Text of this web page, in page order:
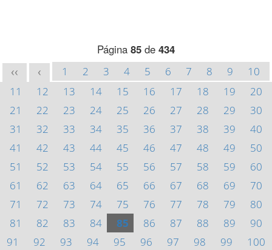
Página 85 de 434
<< < 1 2 3 4 5 6 7 8 9
10
11
12 13 14 15 16 17 18 19
20
21
22 23 24 25 26 27 28 29
30
31
32 33 34 35 36 37 38 39
40
41
42 43 44 45 46 47 48 49
50
51
52 53 54 55 56 57 58 59
60
61
62 63 64 65 66 67 68 69
70
71
72 73 74 75 76 77 78 79
80
81
82 83 84 85 86 87 88 89
90
91
92 93 94 95 96 97 98 99
100